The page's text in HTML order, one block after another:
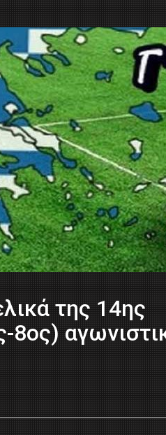
της 14ης
8ος)